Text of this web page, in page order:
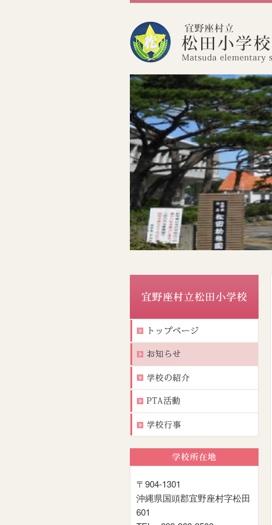
〒904-1301
沖縄県国頭郡宜野座村字松田
601